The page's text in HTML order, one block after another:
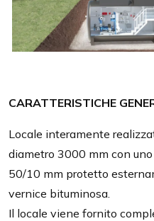
CARATTERISTICHE
Locale interamente
diametro 3000 mm con
50/10 mm protetto
vernice bituminosa.
Il locale viene fornito